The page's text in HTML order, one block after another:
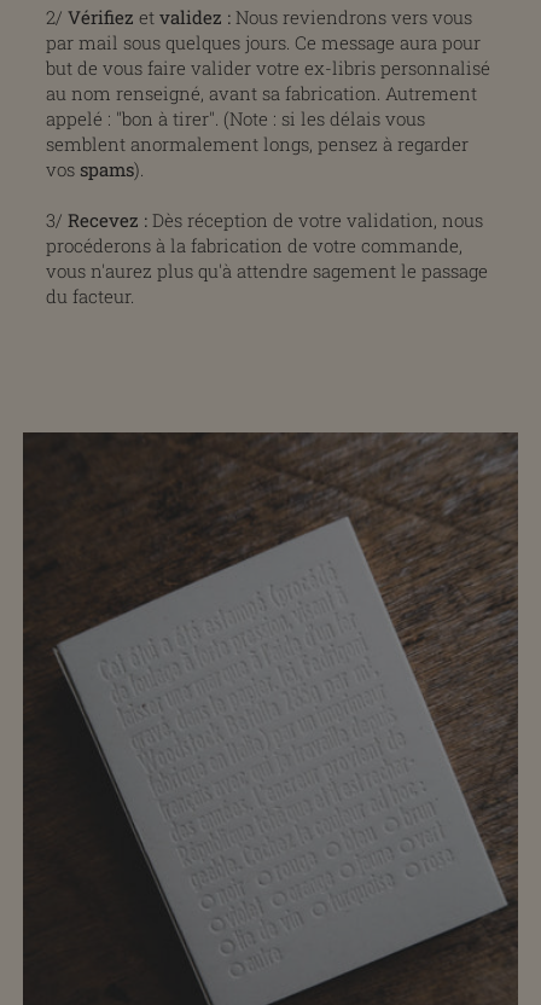
2/ Vérifiez etvalidez :Nous reviendrons vers vous
par mail sous quelques jours. Ce message aura pour
but de vous faire valider votre ex-libris personnalisé
au nom renseigné, avant sa fabrication. Autrement
appelé : "bon à tirer". (Note : si les délais vous
semblent anormalement longs, pensez à regarder
vos spams).
3/ Recevez :Dès réception de votre validation, nous
procéderons à la fabrication de votre commande,
vous n'aurez plus qu'à attendre sagement le passage
du facteur.